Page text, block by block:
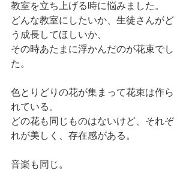
教室を立ち上げる時に悩みました。
どんな教室にしたいか、生徒さんがど
う成長してほしいか、
その時あたまに浮かんだのが花束でし
た。
色とりどりの花が集まって花束は作ら
れている。
どの花も同じものはないけど、それぞ
れが美しく、存在感がある。
音楽も同じ。